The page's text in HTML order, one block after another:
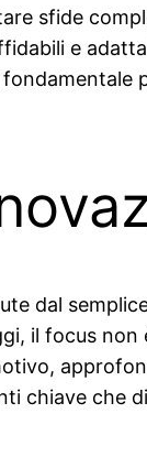
sfide
e
dal
il focus
chiave che